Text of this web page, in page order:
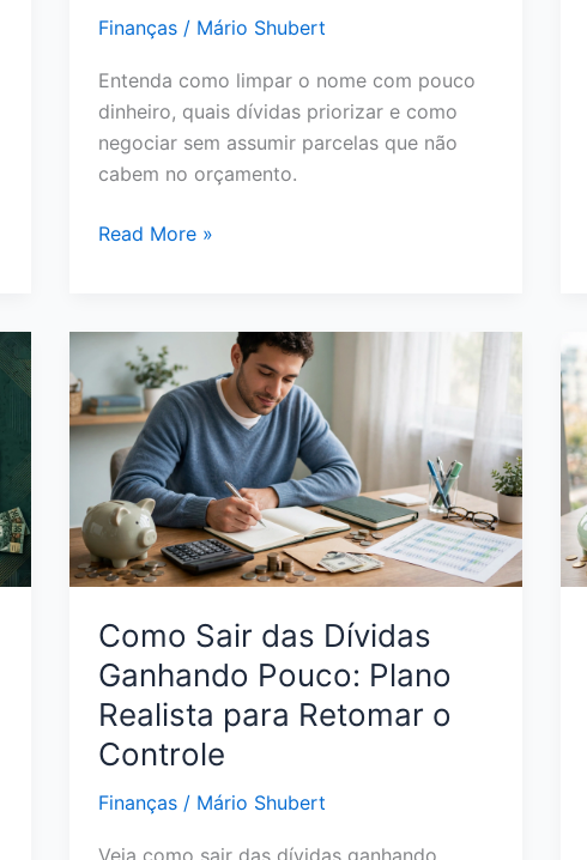
Finanças/ Mário Shubert
Entenda como limpar o nome com pouco
dinheiro, quais dívidas priorizar e como
negociar sem assumir parcelas que não
cabem no orçamento.
Como
Nome
com
Pouco
Dinheiro:
Estratégias
Reais
para
Sair
da
Read More »
Como Sair das Dívidas
Ganhando Pouco: Plano
Realista para Retomar o
Controle
Finanças/ Mário Shubert